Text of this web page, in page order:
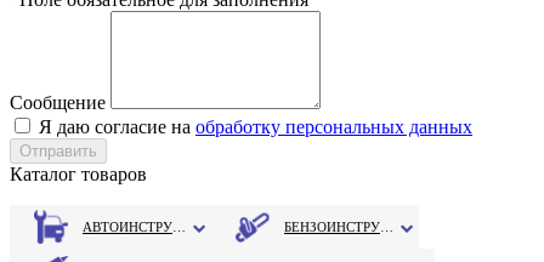
Сообщение
Я даю согласие на обработку персональных данных
Каталог товаров